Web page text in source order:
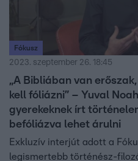
Fókusz
2023. szeptember 26. 18:45
„A Bibliában van
kell fóliázni” – Yuval
gyerekeknek írt
befóliázva lehet árulni
Exkluzív interjút adott a
legismertebb történész-